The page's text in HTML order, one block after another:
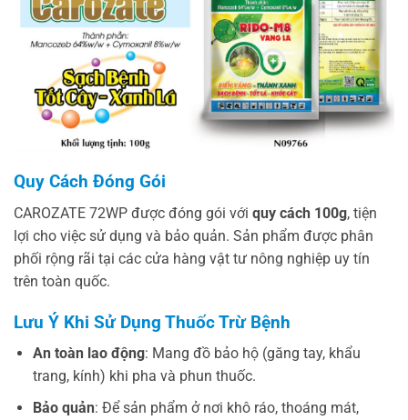
Quy Cách Đóng Gói
CAROZATE 72WP được đóng gói với quy cách 100g, tiện
lợi cho việc sử dụng và bảo quản. Sản phẩm được phân
phối rộng rãi tại các cửa hàng vật tư nông nghiệp uy tín
trên toàn quốc.
Lưu Ý Khi Sử Dụng Thuốc Trừ Bệnh
An toàn lao động: Mang đồ bảo hộ (găng tay, khẩu
trang, kính) khi pha và phun thuốc.
Bảo quản: Để sản phẩm ở nơi khô ráo, thoáng mát,